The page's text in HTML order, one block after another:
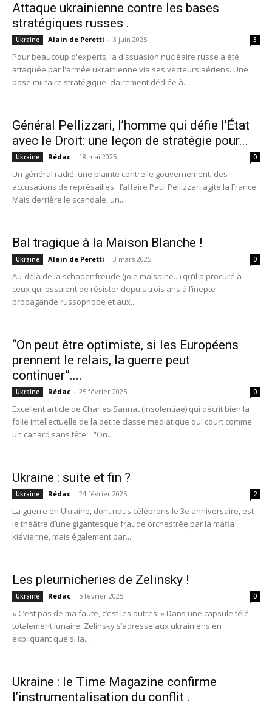
Attaque ukrainienne contre les bases
stratégiques russes .
Ukraine Alain de Peretti - 3 juin 2025 3
Pour beaucoup d'experts, la dissuasion nucléaire russe a été
attaquée par l'armée ukrainienne via ses vecteurs aériens. Une
base militaire stratégique, clairement dédiée à...
Général Pellizzari, l’homme qui défie l’État
avec le Droit: une leçon de stratégie pour...
Ukraine Rédac - 18 mai 2025 0
Un général radié, une plainte contre le gouvernement, des
accusations de représailles : l’affaire Paul Pellizzari agite la France.
Mais derrière le scandale, un...
Bal tragique à la Maison Blanche !
Ukraine Alain de Peretti - 3 mars 2025 0
Au-delà de la schadenfreude (joie malsaine...) qu’il a procuré à
ceux qui essaient de résister depuis trois ans à l’inepte
propagande russophobe et aux...
“On peut être optimiste, si les Européens
prennent le relais, la guerre peut
continuer”....
Ukraine Rédac - 25 février 2025 0
Excellent article de Charles Sannat (Insolentiae) qui décrit bien la
folie intellectuelle de la petite classe mediatique qui court comme
un canard sans tête. “On...
Ukraine : suite et fin ?
Ukraine Rédac - 24 février 2025 2
La guerre en Ukraine, dont nous célébrons le 3e anniversaire, est
le théâtre d’une gigantesque fraude orchestrée par la mafia
kiévienne, mais également par...
Les pleurnicheries de Zelinsky !
Ukraine Rédac - 5 février 2025 0
« C’est pas de ma faute, c’est les autres! » Dans une capsule télé
totalement lunaire, Zelinsky s’adresse aux ukrainiens en
expliquant que si la...
Ukraine : le Time Magazine confirme
l’instrumentalisation du conflit .